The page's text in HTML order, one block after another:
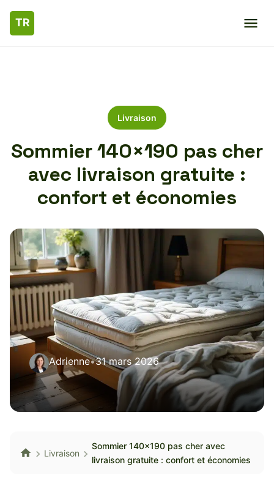
Livraison
Sommier 140×190 pas cher
avec livraison gratuite :
confort et économies
Adrienne•31 mars 2026
Livraison
Sommier 140×190 pas cher avec
livraison gratuite : confort et économies